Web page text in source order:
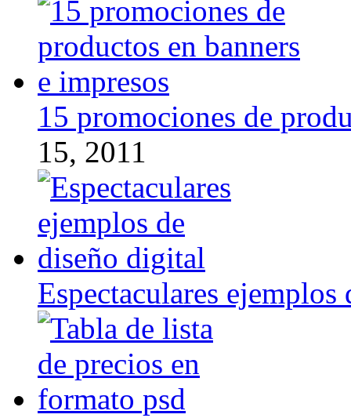
15 promociones de
15, 2011
Espectaculares